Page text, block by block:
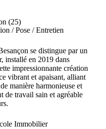
(25)
/ Pose / Entretien
se distingue par un
installé en 2019 dans
impressionnante création
vibrant et apaisant, alliant
manière harmonieuse et
de travail sain et agréable
Immobilier